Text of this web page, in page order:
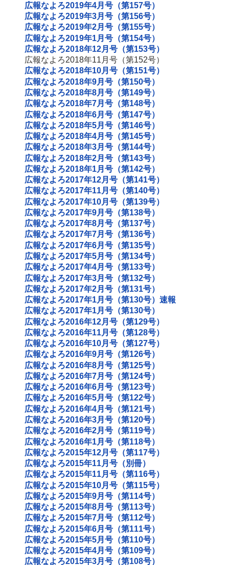
広報なよろ2019年4月号（第157号）
広報なよろ2019年3月号（第156号）
広報なよろ2019年2月号（第155号）
広報なよろ2019年1月号（第154号）
広報なよろ2018年12月号（第153号）
広報なよろ2018年11月号（第152号）
広報なよろ2018年10月号（第151号）
広報なよろ2018年9月号（第150号）
広報なよろ2018年8月号（第149号）
広報なよろ2018年7月号（第148号）
広報なよろ2018年6月号（第147号）
広報なよろ2018年5月号（第146号）
広報なよろ2018年4月号（第145号）
広報なよろ2018年3月号（第144号）
広報なよろ2018年2月号（第143号）
広報なよろ2018年1月号（第142号）
広報なよろ2017年12月号（第141号）
広報なよろ2017年11月号（第140号）
広報なよろ2017年10月号（第139号）
広報なよろ2017年9月号（第138号）
広報なよろ2017年8月号（第137号）
広報なよろ2017年7月号（第136号）
広報なよろ2017年6月号（第135号）
広報なよろ2017年5月号（第134号）
広報なよろ2017年4月号（第133号）
広報なよろ2017年3月号（第132号）
広報なよろ2017年2月号（第131号）
広報なよろ2017年1月号（第130号）速報
広報なよろ2017年1月号（第130号）
広報なよろ2016年12月号（第129号）
広報なよろ2016年11月号（第128号）
広報なよろ2016年10月号（第127号）
広報なよろ2016年9月号（第126号）
広報なよろ2016年8月号（第125号）
広報なよろ2016年7月号（第124号）
広報なよろ2016年6月号（第123号）
広報なよろ2016年5月号（第122号）
広報なよろ2016年4月号（第121号）
広報なよろ2016年3月号（第120号）
広報なよろ2016年2月号（第119号）
広報なよろ2016年1月号（第118号）
広報なよろ2015年12月号（第117号）
広報なよろ2015年11月号（別冊）
広報なよろ2015年11月号（第116号）
広報なよろ2015年10月号（第115号）
広報なよろ2015年9月号（第114号）
広報なよろ2015年8月号（第113号）
広報なよろ2015年7月号（第112号）
広報なよろ2015年6月号（第111号）
広報なよろ2015年5月号（第110号）
広報なよろ2015年4月号（第109号）
広報なよろ2015年3月号（第108号）